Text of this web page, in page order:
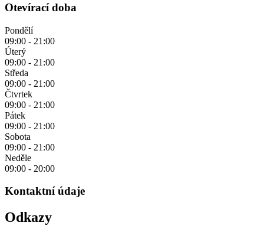
Otevírací doba
Pondělí
09:00 - 21:00
Úterý
09:00 - 21:00
Středa
09:00 - 21:00
Čtvrtek
09:00 - 21:00
Pátek
09:00 - 21:00
Sobota
09:00 - 21:00
Neděle
09:00 - 20:00
Kontaktní údaje
Odkazy